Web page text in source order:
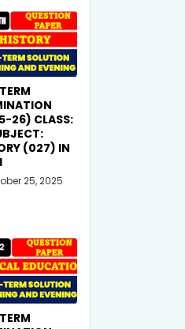
26) CLASS:
(027) IN
25, 2025